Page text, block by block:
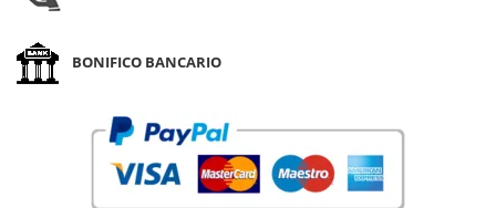
BONIFICO BANCARIO